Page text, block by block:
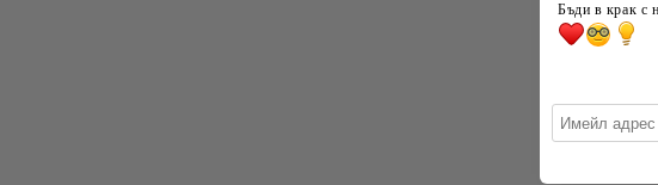
Бъди в крак с